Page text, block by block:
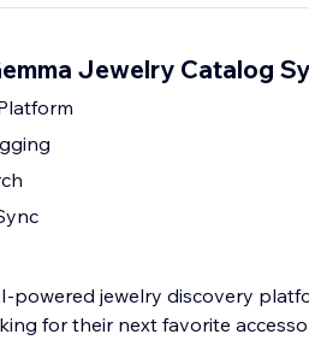
Jewelry Catalog
powered jewelry discovery
for their next favorite